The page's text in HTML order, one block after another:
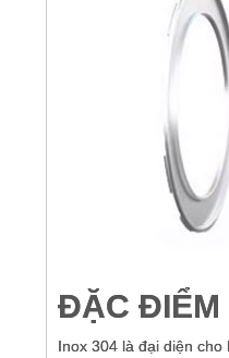
ĐẶC ĐIỂM
Inox 304 là đại diện